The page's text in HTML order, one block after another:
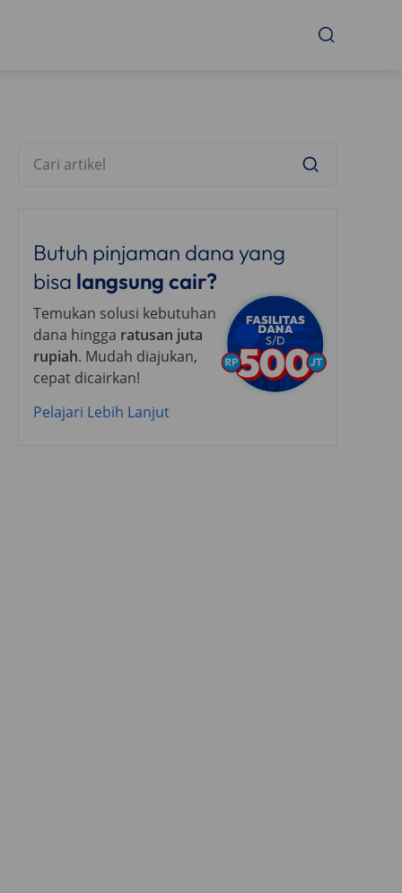
Butuh pinjaman dana yang
bisa langsung cair?
Temukan solusi kebutuhan
dana hingga ratusan juta
rupiah. Mudah diajukan,
cepat dicairkan!
Pelajari Lebih Lanjut